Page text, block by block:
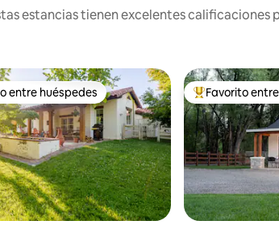
estancias tienen excelentes
en Favorito entre huéspedes
entre huéspedes De los mejores
Favorito